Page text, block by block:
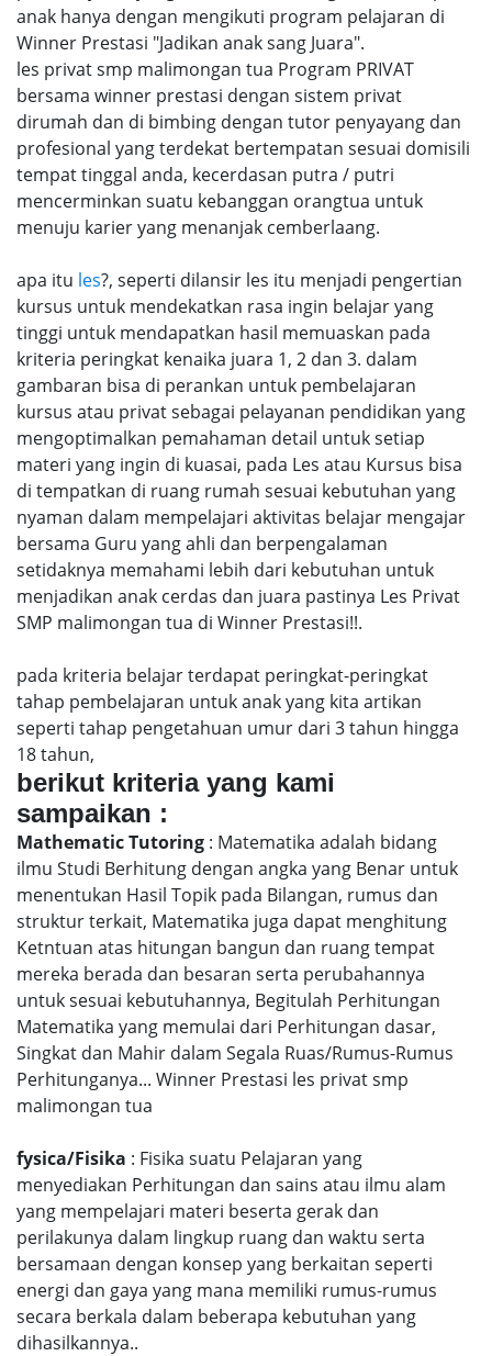
anak hanya dengan mengikuti program pelajaran di
Winner Prestasi "Jadikan anak sang Juara".
les privat smp malimongan tua Program PRIVAT
bersama winner prestasi dengan sistem privat
dirumah dan di bimbing dengan tutor penyayang dan
profesional yang terdekat bertempatan sesuai domisili
tempat tinggal anda, kecerdasan putra / putri
mencerminkan suatu kebanggan orangtua untuk
menuju karier yang menanjak cemberlaang.
apa itu les?, seperti dilansir les itu menjadi pengertian
kursus untuk mendekatkan rasa ingin belajar yang
tinggi untuk mendapatkan hasil memuaskan pada
kriteria peringkat kenaika juara 1, 2 dan 3. dalam
gambaran bisa di perankan untuk pembelajaran
kursus atau privat sebagai pelayanan pendidikan yang
mengoptimalkan pemahaman detail untuk setiap
materi yang ingin di kuasai, pada Les atau Kursus bisa
di tempatkan di ruang rumah sesuai kebutuhan yang
nyaman dalam mempelajari aktivitas belajar mengajar
bersama Guru yang ahli dan berpengalaman
setidaknya memahami lebih dari kebutuhan untuk
menjadikan anak cerdas dan juara pastinya Les Privat
SMP malimongan tua di Winner Prestasi!!.
pada kriteria belajar terdapat peringkat-peringkat
tahap pembelajaran untuk anak yang kita artikan
seperti tahap pengetahuan umur dari 3 tahun hingga
18 tahun,
berikut kriteria yang kami
sampaikan :
Mathematic Tutoring : Matematika adalah bidang
ilmu Studi Berhitung dengan angka yang Benar untuk
menentukan Hasil Topik pada Bilangan, rumus dan
struktur terkait, Matematika juga dapat menghitung
Ketntuan atas hitungan bangun dan ruang tempat
mereka berada dan besaran serta perubahannya
untuk sesuai kebutuhannya, Begitulah Perhitungan
Matematika yang memulai dari Perhitungan dasar,
Singkat dan Mahir dalam Segala Ruas/Rumus-Rumus
Perhitunganya... Winner Prestasi les privat smp
malimongan tua
fysica/Fisika : Fisika suatu Pelajaran yang
menyediakan Perhitungan dan sains atau ilmu alam
yang mempelajari materi beserta gerak dan
perilakunya dalam lingkup ruang dan waktu serta
bersamaan dengan konsep yang berkaitan seperti
energi dan gaya yang mana memiliki rumus-rumus
secara berkala dalam beberapa kebutuhan yang
dihasilkannya..